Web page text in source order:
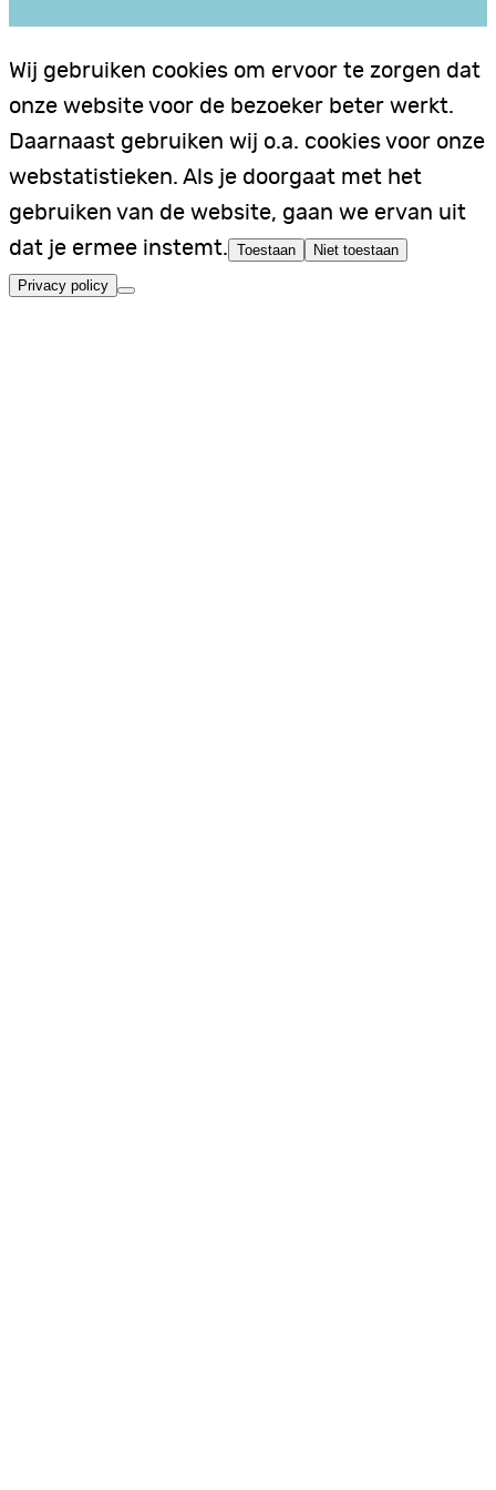
Wij gebruiken cookies om ervoor te zorgen dat
onze website voor de bezoeker beter werkt.
Daarnaast gebruiken wij o.a. cookies voor onze
webstatistieken. Als je doorgaat met het
gebruiken van de website, gaan we ervan uit
dat je ermee instemt. Toestaan Niet toestaan
Privacy policy